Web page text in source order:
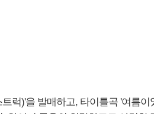
럭)'을 발매하고, 타이틀곡 '여름